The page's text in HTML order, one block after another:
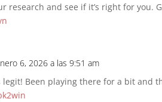
research and see if it’s right for you.
6, 2026 a las 9:51 am
legit! Been playing there for a bit and